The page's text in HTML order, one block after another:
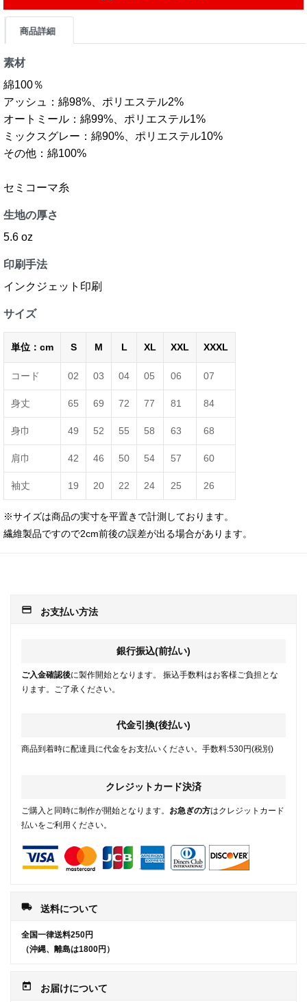
商品詳細
素材
綿100％
アッシュ：綿98%、ポリエステル2%
オートミール：綿99%、ポリエステル1%
ミックスグレー：綿90%、ポリエステル10%
その他：綿100%
セミコーマ糸
生地の厚さ
5.6 oz
印刷手法
インクジェット印刷
サイズ
単位：cm S M L XL XXL XXXL
コード 02 03 04 05 06 07
身丈 65 69 72 77 81 84
身巾 49 52 55 58 63 68
肩巾 42 46 50 54 57 60
袖丈 19 20 22 24 25 26
※サイズは商品の実寸を平置きで計測しております。
繊維製品ですので2cm前後の誤差が出る場合があります。
payment お支払い方法
銀行振込(前払い)
ご入金確認後に製作開始となります。 振込手数料はお客様ご負担とな
ります。ご了承ください。
代金引換(後払い)
商品到着時に配達員に代金をお支払いください。手数料:530円(税別)
クレジットカード決済
ご購入と同時に制作が開始となります。 お急ぎの方はクレジットカード
払いをご利用ください。
local_shipping 送料について
全国一律送料250円
（沖縄、離島は1800円）
today お届けについて